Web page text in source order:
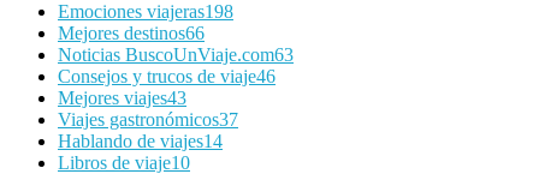
Emociones viajeras198
Mejores destinos66
Noticias BuscoUnViaje.com63
Consejos y trucos de viaje46
Mejores viajes43
Viajes gastronómicos37
Hablando de viajes14
Libros de viaje10